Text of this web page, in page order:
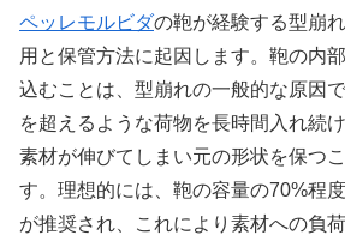
ペッレモルビダの鞄が経験する型崩
用と保管方法に起因します。鞄の内
込むことは、型崩れの一般的な原因
を超えるような荷物を長時間入れ続
素材が伸びてしまい元の形状を保つ
す。理想的には、鞄の容量の70%程
が推奨され、これにより素材への負